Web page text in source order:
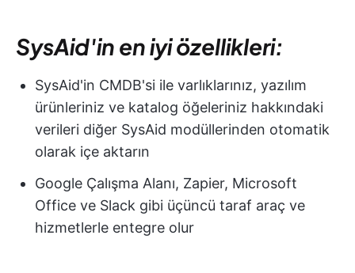
SysAid'in en iyi özellikleri:
SysAid'in CMDB'si ile varlıklarınız, yazılım
ürünleriniz ve katalog öğeleriniz hakkındaki
verileri diğer SysAid modüllerinden otomatik
olarak içe aktarın
Google Çalışma Alanı, Zapier, Microsoft
Office ve Slack gibi üçüncü taraf araç ve
hizmetlerle entegre olur